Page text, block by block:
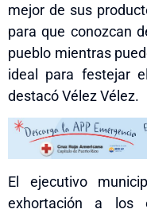
mejor de sus
para que conozcan
pueblo mientras
ideal para festejar
destacó Vélez Vélez.
El ejecutivo
exhortación a los